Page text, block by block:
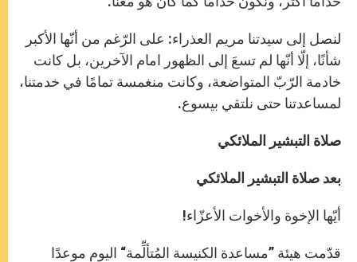
لنصل إلى سيدتنا مريم العذراء: على الرّغم من أنّها الأكبر
شأنًا، إلّا أنّها لم تسعَ إلى الظهور امام الآخرين، بل كانت
خادمة الرّبّ المتواضعة، وكانت منغمسة تمامًا في خدمتنا،
لمساعدتنا حتى نلتقي بيسوع.
صلاة التبشير الملائكي
بعد صلاة التبشير الملائكي
أيّها الإخوة والأخوات الأعزّاء!
قدّمت هيئة ”مساعدة الكنيسة المُتألِّمة“ اليوم موعدًا